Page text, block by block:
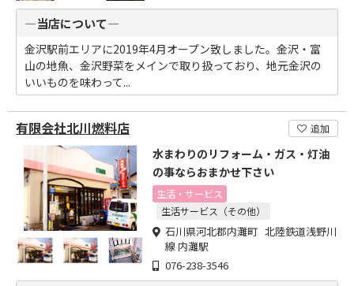
―当店について―
金沢駅前エリアに2019年4月オープン致しました。金沢・富
山の地魚、金沢野菜をメインで取り扱っており、地元金沢の
いいものを味わって...
有限会社北川燃料店 追加
水まわりのリフォーム・ガス・灯油
の事ならおまかせ下さい
生活・サービス
生活サービス（その他）
石川県河北郡内灘町 北陸鉄道浅野川
線 内灘駅
076-238-3546